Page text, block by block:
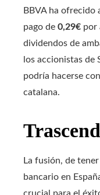
BBVA ha ofrecido
pago de 0,29€ por
dividendos de
los accionistas de
podría hacerse
catalana.
La fusión, de
bancario en